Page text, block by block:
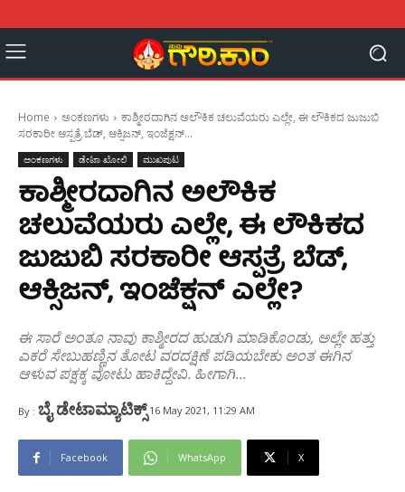
Home ಅಂಕಣಗಳು
ಕಾಶ್ಮೀರದಾಗಿನ ಅಲೌಕಿಕ ಚಲುವೆಯರು ಎಲ್ಲೇ, ಈ ಲೌಕಿಕದ ಜುಜುಬಿ
ಸರಕಾರೀ ಆಸ್ಪತ್ರೆ ಬೆಡ್, ಆಕ್ಸಿಜನ್, ಇಂಜೆಕ್ಷನ್...
ಅಂಕಣಗಳು ಡೇಟಾ ಖೋಲಿ ಮುಖಪುಟ
ಕಾಶ್ಮೀರದಾಗಿನ ಅಲೌಕಿಕ
ಚಲುವೆಯರು ಎಲ್ಲೇ, ಈ ಲೌಕಿಕದ
ಜುಜುಬಿ ಸರಕಾರೀ ಆಸ್ಪತ್ರೆ ಬೆಡ್,
ಆಕ್ಸಿಜನ್, ಇಂಜೆಕ್ಷನ್ ಎಲ್ಲೇ?
ಈ ಸಾರೆ ಅಂತೂ ನಾವು ಕಾಶ್ಮೀರದ ಹುಡುಗಿ ಮಾಡಿಕೊಂಡು, ಅಲ್ಲೇ ಹತ್ತು
ಎಕರೆ ಸೇಬುಹಣ್ಣಿನ ತೋಟ ವರದಕ್ಷಿಣೆ ಪಡಿಯಬೇಕು ಅಂತ ಈಗಿನ
ಆಳುವ ಪಕ್ಷಕ್ಕ ವೋಟು ಹಾಕಿದ್ದೇವಿ. ಹೀಗಾಗಿ...
By : ಬೈ ಡೇಟಾಮ್ಯಾಟಿಕ್ಸ್ 16 May 2021, 11:29 AM
Facebook WhatsApp X